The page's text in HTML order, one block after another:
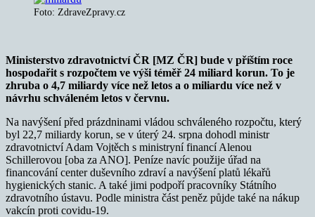
Foto: ZdraveZpravy.cz
Ministerstvo zdravotnictví ČR [MZ ČR] bude v příštím roce
hospodařit s rozpočtem ve výši téměř 24 miliard korun. To je
zhruba o 4,7 miliardy více než letos a o miliardu více než v
návrhu schváleném letos v červnu.
Na navýšení před prázdninami vládou schváleného rozpočtu, který
byl 22,7 miliardy korun, se v úterý 24. srpna dohodl ministr
zdravotnictví Adam Vojtěch s ministryní financí Alenou
Schillerovou [oba za ANO]. Peníze navíc použije úřad na
financování center duševního zdraví a navýšení platů lékařů
hygienických stanic. A také jimi podpoří pracovníky Státního
zdravotního ústavu. Podle ministra část peněz půjde také na nákup
vakcín proti covidu-19.